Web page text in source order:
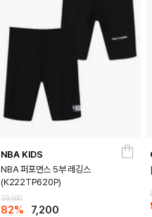
NBA KIDS
NBA 퍼포먼스 5부 레깅스
(K222TP620P)
39,000
82% 7,200